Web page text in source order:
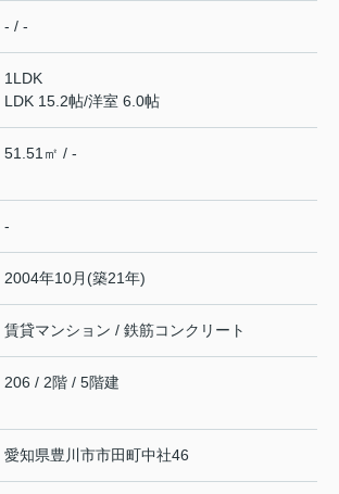
- / -
1LDK
LDK 15.2帖/洋室 6.0帖
51.51㎡ / -
-
2004年10月(築21年)
賃貸マンション / 鉄筋コンクリート
206 / 2階 / 5階建
愛知県豊川市市田町中社46